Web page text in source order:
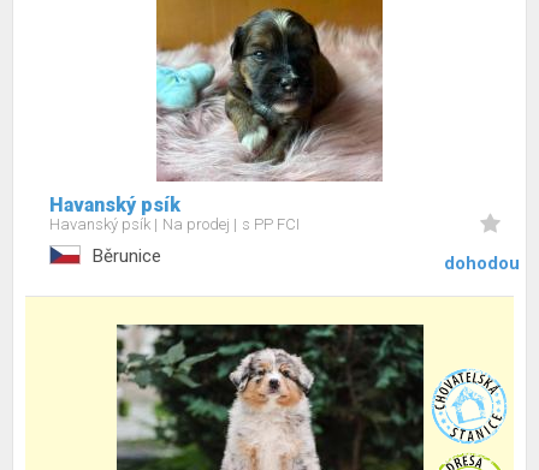
Havanský psík
Havanský psík Na prodej s PP FCI
Běrunice dohodou